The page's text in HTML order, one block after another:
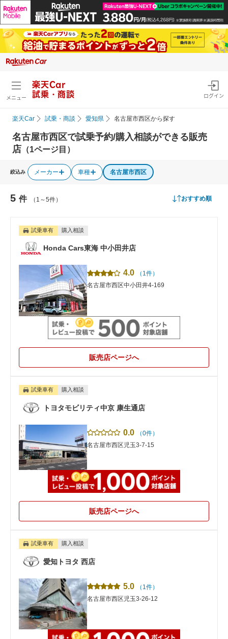
メニュー
楽天Car
試乗・商談
ログイン
楽天Car 試乗・商談 愛知県 名古屋市西区から探す
名古屋市西区で試乗予約/購入相談ができる販売
店 （1ページ目）
絞込み メーカー 車種 名古屋市西区
5 件 （1～5件） おすすめ順
試乗車有 購入相談
Honda Cars東海 中小田井店
4.0
（1件）
名古屋市西区中小田井4-169
販売店ページへ
試乗車有 購入相談
トヨタモビリティ中京 康生通店
0.0
（0件）
名古屋市西区児玉3-7-15
販売店ページへ
試乗車有 購入相談
愛知トヨタ 西店
5.0
（1件）
名古屋市西区児玉3-26-12